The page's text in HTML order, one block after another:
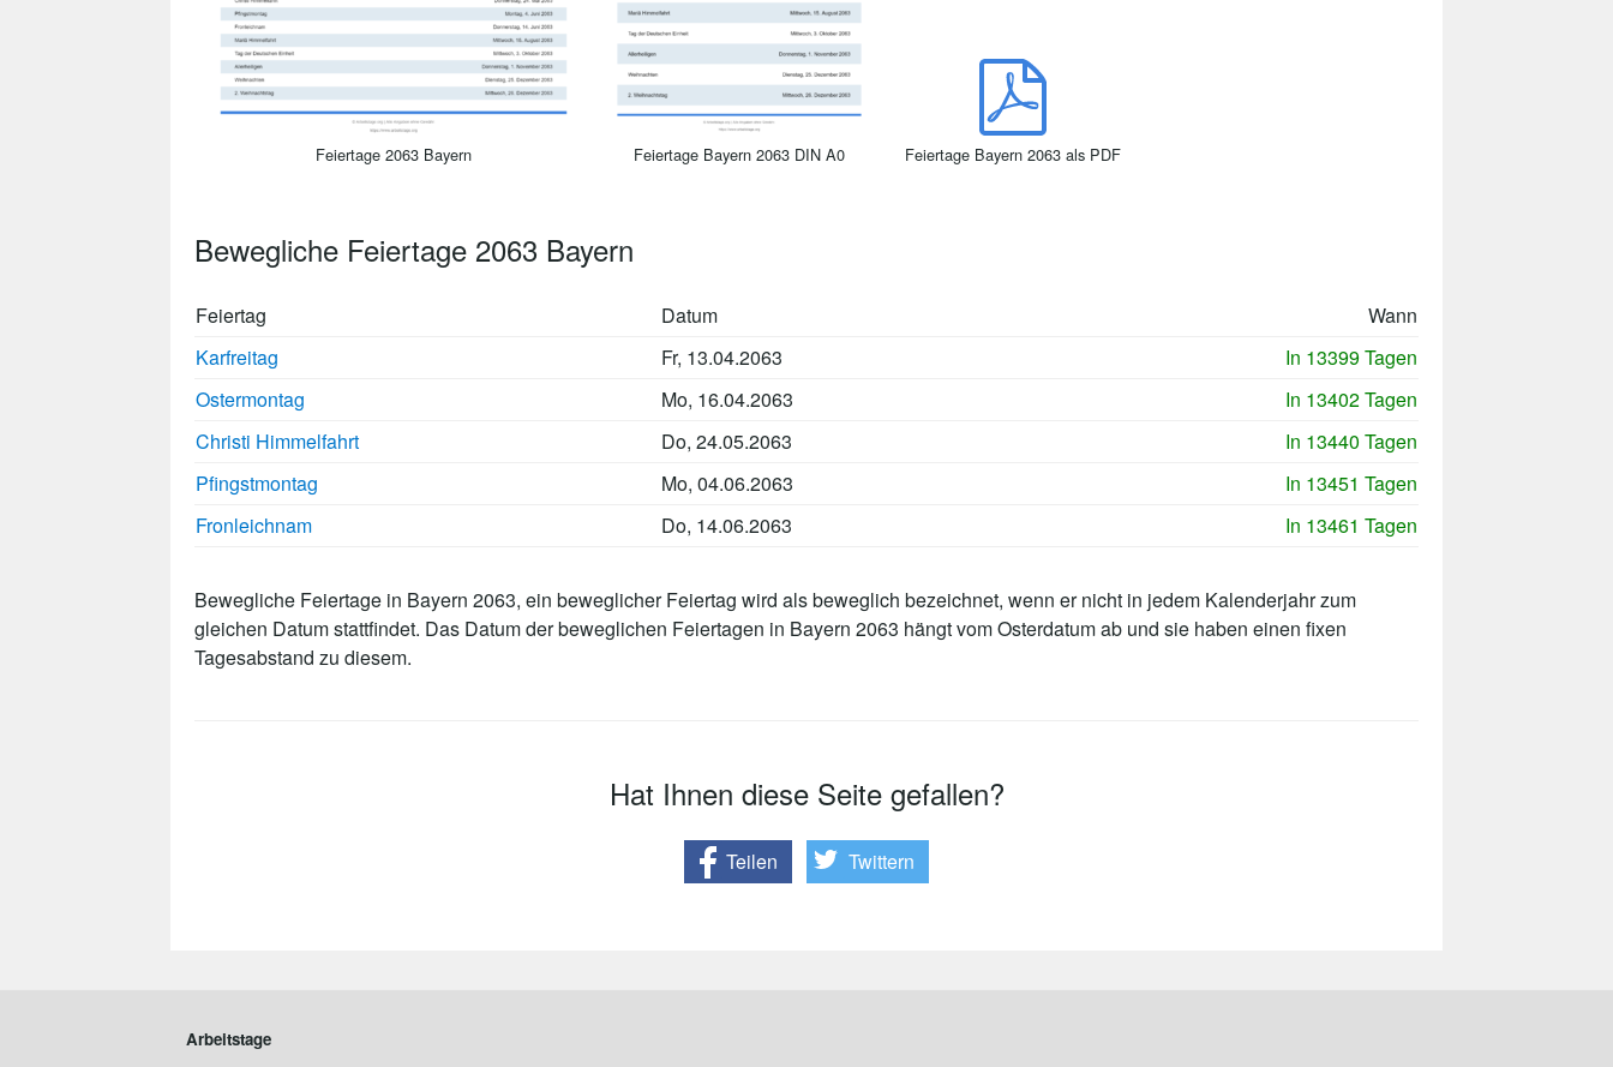
Feiertage 2063 Bayern Feiertage Bayern 2063 DIN A0 Feiertage Bayern 2063 als PDF
Bewegliche Feiertage 2063 Bayern
Feiertag Datum
Wann
Karfreitag
Fr, 13.04.2063
In 13399 Tagen
Ostermontag
Mo, 16.04.2063
In 13402 Tagen
Christi Himmelfahrt
Do, 24.05.2063
In 13440 Tagen
Pfingstmontag
Mo, 04.06.2063
In 13451 Tagen
Fronleichnam
Do, 14.06.2063 In 13461 Tagen
Bewegliche Feiertage in Bayern 2063, ein beweglicher Feiertag wird als beweglich bezeichnet, wenn er nicht in jedem Kalenderjahr zum
gleichen Datum stattfindet. Das Datum der beweglichen Feiertagen in Bayern 2063 hängt vom Osterdatum ab und sie haben einen fixen
Tagesabstand zu diesem.
Hat Ihnen diese Seite gefallen?
Teilen Twittern
Arbeitstage